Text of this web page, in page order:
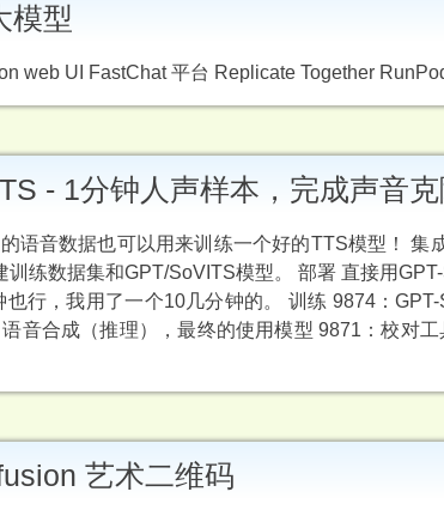
模型
web UI FastChat 平台 Replicate Together
- 1分钟人声样本，完成声音
语音数据也可以用来训练一个好的TTS模型！
训练数据集和GPT/SoVITS模型。 部署 直接用
行，我用了一个10几分钟的。 训练 9874：
音合成（推理），最终的使用模型 9871：校对
艺术二维码